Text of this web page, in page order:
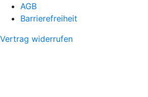
AGB
Barrierefreiheit
Vertrag widerrufen